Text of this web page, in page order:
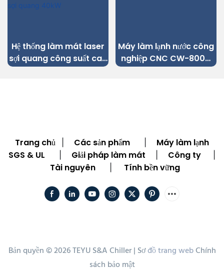
Hệ thống làm mát laser
sợi quang công suất cao
CWFL-40000 dành cho
Máy làm lạnh nước công
nghiệp CNC CW-8000
cho trục chính 200kW
Trang chủ Các sản phẩm
Máy làm lạnh
SGS & UL
Giải pháp làm mát Công ty
Tài nguyên Tính bền vững
Bản quyền © 2026 TEYU S&A Chiller | Sơđồ trang webChính
sách bảo mật